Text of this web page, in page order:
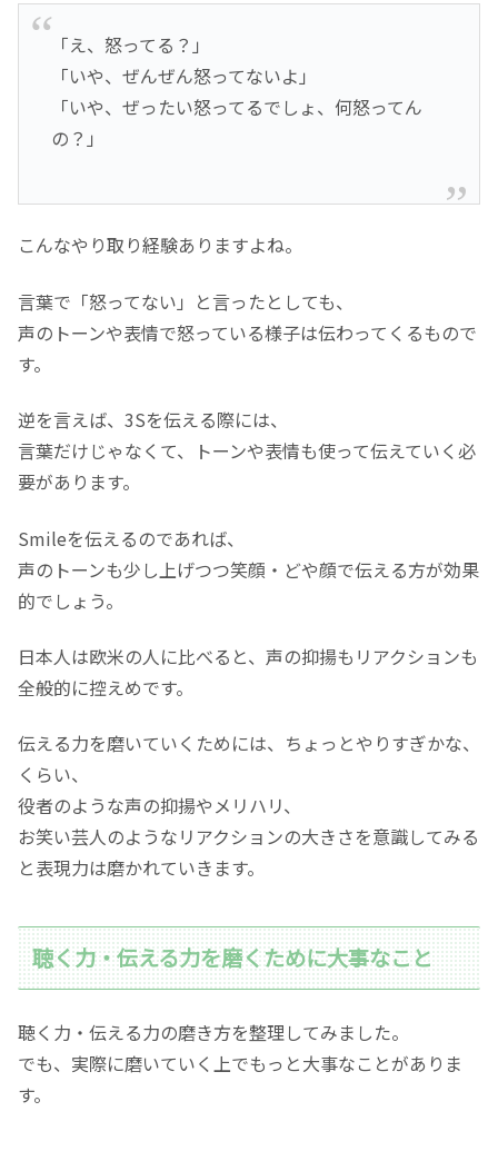
「え、怒ってる？」
「いや、ぜんぜん怒ってないよ」
「いや、ぜったい怒ってるでしょ、何怒ってん
の？」
こんなやり取り経験ありますよね。
言葉で「怒ってない」と言ったとしても、
声のトーンや表情で怒っている様子は伝わってくるもので
す。
逆を言えば、3Sを伝える際には、
言葉だけじゃなくて、トーンや表情も使って伝えていく必
要があります。
Smileを伝えるのであれば、
声のトーンも少し上げつつ笑顔・どや顔で伝える方が効果
的でしょう。
日本人は欧米の人に比べると、声の抑揚もリアクションも
全般的に控えめです。
伝える力を磨いていくためには、ちょっとやりすぎかな、
くらい、
役者のような声の抑揚やメリハリ、
お笑い芸人のようなリアクションの大きさを意識してみる
と表現力は磨かれていきます。
聴く力・伝える力を磨くために大事なこと
聴く力・伝える力の磨き方を整理してみました。
でも、実際に磨いていく上でもっと大事なことがありま
す。